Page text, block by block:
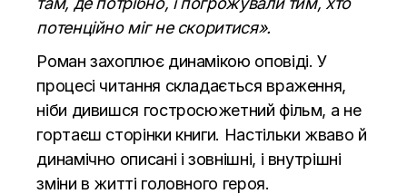
потенційно міг не скоритися».
Роман захоплює динамікою оповіді. У
процесі читання складається враження,
ніби дивишся гостросюжетний фільм, а не
гортаєш сторінки книги. Настільки жваво й
динамічно описані і зовнішні, і внутрішні
зміни в житті головного героя.